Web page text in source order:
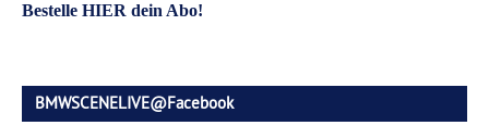
Bestelle HIER dein Abo!
BMWSCENELIVE@Facebook